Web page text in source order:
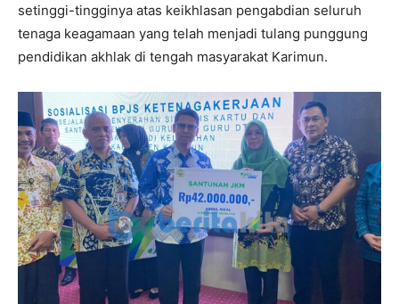
setinggi-tingginya atas keikhlasan pengabdian seluruh
tenaga keagamaan yang telah menjadi tulang punggung
pendidikan akhlak di tengah masyarakat Karimun.